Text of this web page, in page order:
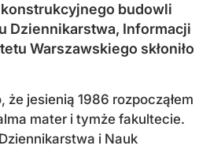
budowli
Dziennikarstwa, Informacji
Warszawskiego skłoniło
że jesienią 1986 rozpocząłem
mater i tymże fakultecie.
i Nauk